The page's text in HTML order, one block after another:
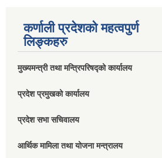
कर्णाली प्रदेशको महत्वपुर्ण
लिङ्कहरु
मुख्यमन्त्री तथा मन्त्रिपरिषद्को कार्यालय
प्रदेश प्रमुखको कार्यालय
प्रदेश सभा सचिवालय
आर्थिक मामिला तथा योजना मन्त्रालय